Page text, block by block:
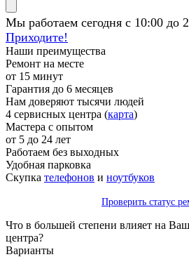
Мы работаем сегодня с 10:00 до
Приходите!
Наши преимущества
Ремонт на месте
от 15 минут
Гарантия до 6 месяцев
Нам доверяют тысячи людей
4 сервисных центра (карта)
Мастера с опытом
от 5 до 24 лет
Работаем без выходных
Удобная парковка
Скупка телефонов и ноутбуков
Проверить статус
Что в большей степени влияет на
центра?
Варианты